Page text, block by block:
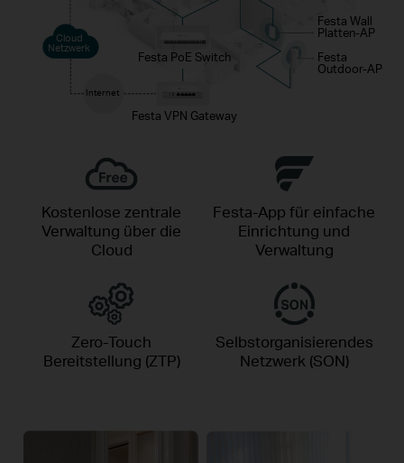
Festa PoE Switch
Festa VPN Gateway
Festa Wall
Platten-AP
Festa
Outdoor-AP
Cloud
Netzwerk
Internet
Kostenlose zentrale
Verwaltung über die
Cloud
Festa-App für einfache
Einrichtung und
Verwaltung
Zero-Touch
Bereitstellung (ZTP)
Selbstorganisierendes
Netzwerk (SON)